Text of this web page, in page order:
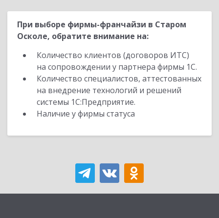
При выборе фирмы-франчайзи в Старом
Осколе, обратите внимание на:
Количество клиентов (договоров ИТС)
на сопровождении у партнера фирмы 1С.
Количество специалистов, аттестованных
на внедрение технологий и решений
системы 1С:Предприятие.
Наличие у фирмы статуса